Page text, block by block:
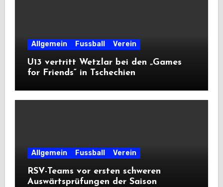
Allgemein Fussball Verein
U13 vertritt Wetzlar bei den „Games
for Friends“ in Tschechien
Allgemein Fussball Verein
RSV-Teams vor ersten schweren
Auswärtsprüfungen der Saison